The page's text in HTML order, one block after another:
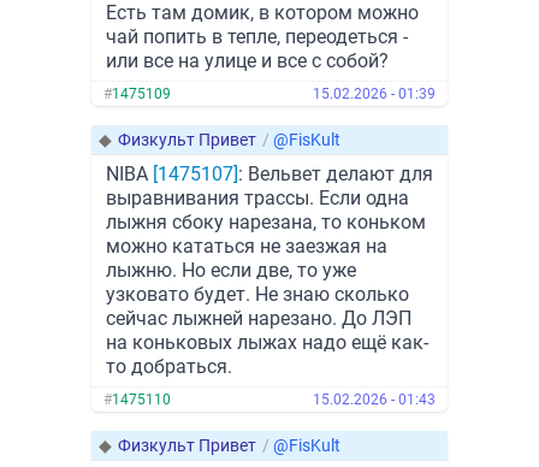
Есть там домик, в котором можно
чай попить в тепле, переодеться -
или все на улице и все с собой?
#1475109 15.02.2026 - 01:39
◆ Физкульт Привет / @FisKult
NIBA [1475107]: Вельвет делают для
выравнивания трассы. Если одна
лыжня сбоку нарезана, то коньком
можно кататься не заезжая на
лыжню. Но если две, то уже
узковато будет. Не знаю сколько
сейчас лыжней нарезано. До ЛЭП
на коньковых лыжах надо ещё как-
то добраться.
#1475110 15.02.2026 - 01:43
◆ Физкульт Привет / @FisKult